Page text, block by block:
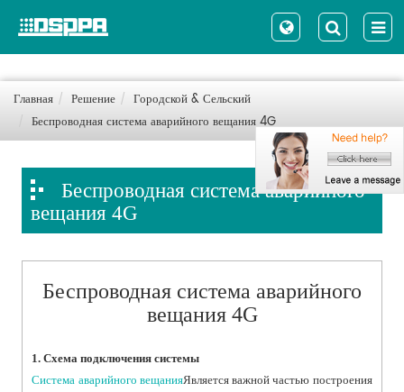
Главная Решение
Городской & Сельский
Беспроводная система аварийного вещания 4G
Беспроводная система аварийного
вещания 4G
Беспроводная система аварийного
вещания 4G
1. Схема подключения системы
Система аварийного вещанияЯвляется важной частью построения